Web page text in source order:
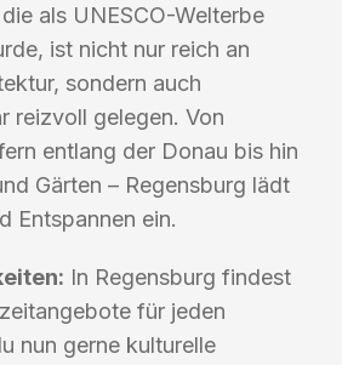
als UNESCO-Welterbe
ist nicht nur reich an
sondern auch
reizvoll gelegen. Von
entlang der Donau bis hin
Gärten – Regensburg lädt
Entspannen ein.
In Regensburg findest
für jeden
nun gerne kulturelle